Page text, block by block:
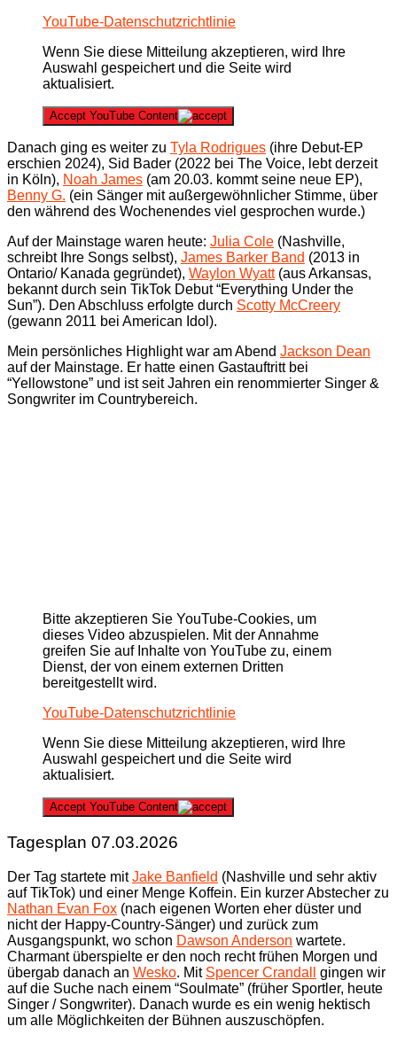
YouTube-Datenschutzrichtlinie
Wenn Sie diese Mitteilung akzeptieren, wird Ihre
Auswahl gespeichert und die Seite wird
aktualisiert.
Accept YouTube Content
Danach ging es weiter zu Tyla Rodrigues (ihre Debut-EP
erschien 2024), Sid Bader (2022 bei The Voice, lebt derzeit
in Köln), Noah James (am 20.03. kommt seine neue EP),
Benny G. (ein Sänger mit außergewöhnlicher Stimme, über
den während des Wochenendes viel gesprochen wurde.)
Auf der Mainstage waren heute: Julia Cole (Nashville,
schreibt Ihre Songs selbst), James Barker Band (2013 in
Ontario/ Kanada gegründet), Waylon Wyatt(aus Arkansas,
bekannt durch sein TikTok Debut “Everything Under the
Sun”). Den Abschluss erfolgte durch Scotty McCreery
(gewann 2011 bei American Idol).
Mein persönliches Highlight war am Abend Jackson Dean
auf der Mainstage. Er hatte einen Gastauftritt bei
“Yellowstone” und ist seit Jahren ein renommierter Singer &
Songwriter im Countrybereich.
Bitte akzeptieren Sie YouTube-Cookies, um
dieses Video abzuspielen. Mit der Annahme
greifen Sie auf Inhalte von YouTube zu, einem
Dienst, der von einem externen Dritten
bereitgestellt wird.
YouTube-Datenschutzrichtlinie
Wenn Sie diese Mitteilung akzeptieren, wird Ihre
Auswahl gespeichert und die Seite wird
aktualisiert.
Accept YouTube Content
Tagesplan 07.03.2026
Der Tag startete mitJake Banfield (Nashville und sehr aktiv
auf TikTok) und einer Menge Koffein. Ein kurzer Abstecher zu
Nathan Evan Fox (nach eigenen Worten eher düster und
nicht der Happy-Country-Sänger) und zurück zum
Ausgangspunkt, wo schon Dawson Anderson wartete.
Charmant überspielte er den noch recht frühen Morgen und
übergab danach an Wesko. Mit Spencer Crandall
gingen wir
auf die Suche nach einem “Soulmate” (früher Sportler, heute
Singer / Songwriter). Danach wurde es ein wenig hektisch
um alle Möglichkeiten der Bühnen auszuschöpfen.